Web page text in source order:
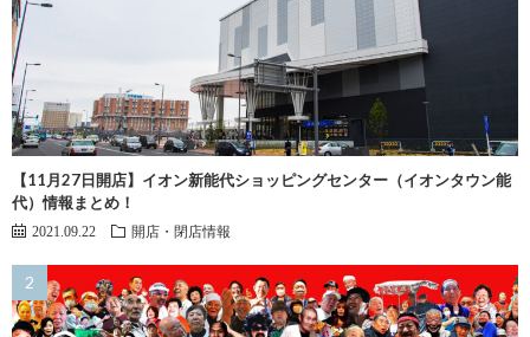
【11月27日開店】イオン新能代ショッピングセンター（イオンタウン能
代）情報まとめ！
2021.09.22 開店・閉店情報